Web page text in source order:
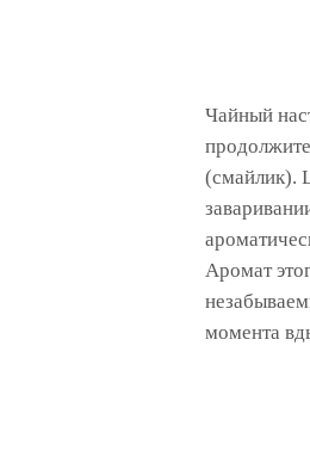
Чайный
(смайлик).
Аромат
момента